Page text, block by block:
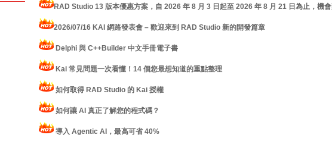
RAD Studio 13 版本優惠方案，自 2026 年 8 月 3 日起至 2026 年 8 月 21 日為止，機會
2026/07/16 KAI 網路發表會 – 歡迎來到 RAD Studio 新的開發篇章
Delphi 與 C++Builder 中文手冊電子書
Kai 常見問題一次看懂！14 個您最想知道的重點整理
如何取得 RAD Studio 的 Kai 授權
如何讓 AI 真正了解您的程式碼？
導入 Agentic AI，最高可省 40%